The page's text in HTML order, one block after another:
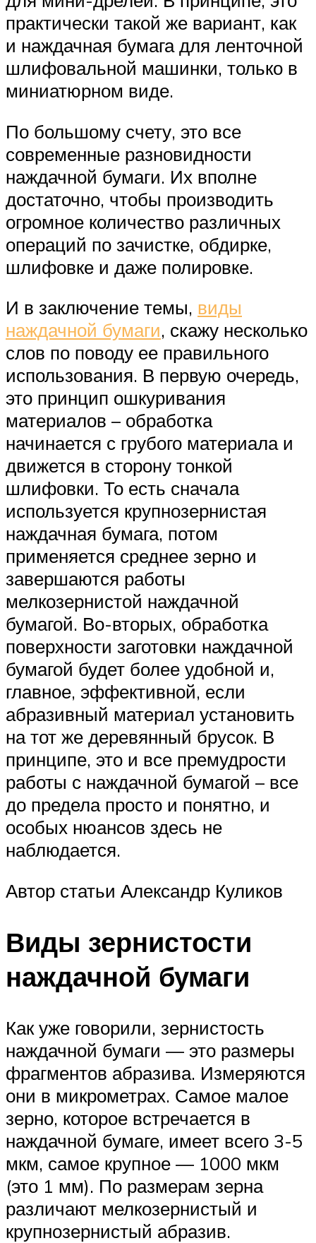
практически такой же вариант, как
и наждачная бумага для ленточной
шлифовальной машинки, только в
миниатюрном виде.
По большому счету, это все
современные разновидности
наждачной бумаги. Их вполне
достаточно, чтобы производить
огромное количество различных
операций по зачистке, обдирке,
шлифовке и даже полировке.
И в заключение темы, виды
наждачной бумаги, скажу несколько
слов по поводу ее правильного
использования. В первую очередь,
это принцип ошкуривания
материалов – обработка
начинается с грубого материала и
движется в сторону тонкой
шлифовки. То есть сначала
используется крупнозернистая
наждачная бумага, потом
применяется среднее зерно и
завершаются работы
мелкозернистой наждачной
бумагой. Во-вторых, обработка
поверхности заготовки наждачной
бумагой будет более удобной и,
главное, эффективной, если
абразивный материал установить
на тот же деревянный брусок. В
принципе, это и все премудрости
работы с наждачной бумагой – все
до предела просто и понятно, и
особых нюансов здесь не
наблюдается.
Автор статьи Александр Куликов
Виды зернистости
наждачной бумаги
Как уже говорили, зернистость
наждачной бумаги — это размеры
фрагментов абразива. Измеряются
они в микрометрах. Самое малое
зерно, которое встречается в
наждачной бумаге, имеет всего 3-5
мкм, самое крупное — 1000 мкм
(это 1 мм). По размерам зерна
различают мелкозернистый и
крупнозернистый абразив.